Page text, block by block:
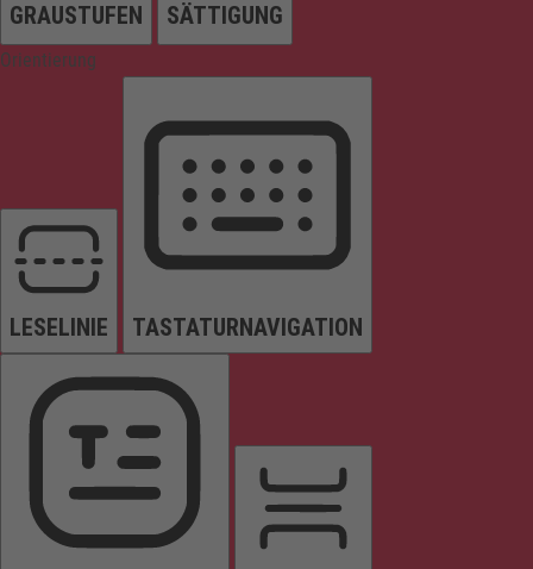
GRAUSTUFEN SÄTTIGUNG
Orientierung
LESELINIE TASTATURNAVIGATION